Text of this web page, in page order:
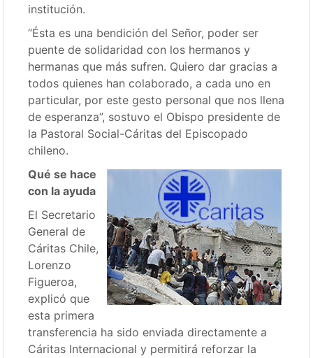
institución.
“Ésta es una bendición del Señor, poder ser
puente de solidaridad con los hermanos y
hermanas que más sufren. Quiero dar gracias a
todos quienes han colaborado, a cada uno en
particular, por este gesto personal que nos llena
de esperanza”, sostuvo el Obispo presidente de
la Pastoral Social-Cáritas del Episcopado
chileno.
Qué se hace
con la ayuda
El Secretario
General de
Cáritas Chile,
Lorenzo
Figueroa,
explicó que
esta primera
transferencia ha sido enviada directamente a
Cáritas Internacional y permitirá reforzar la